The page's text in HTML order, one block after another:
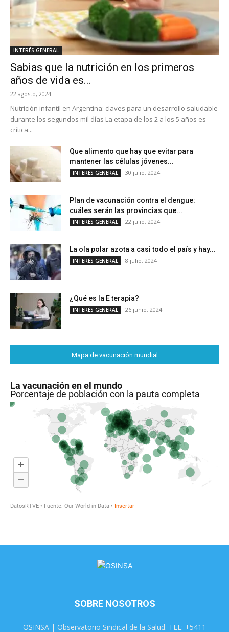
INTERÉS GENERAL
Sabias que la nutrición en los primeros
años de vida es...
22 agosto, 2024
Nutrición infantil en Argentina: claves para un desarrollo saludable
durante los segundos mil días La etapa de los 2 a los 5 años es
crítica...
Que alimento que hay que evitar para
mantener las células jóvenes...
INTERÉS GENERAL 30 julio, 2024
Plan de vacunación contra el dengue:
cuáles serán las provincias que...
INTERÉS GENERAL 22 julio, 2024
La ola polar azota a casi todo el país y hay...
INTERÉS GENERAL 8 julio, 2024
¿Qué es la E terapia?
INTERÉS GENERAL 26 junio, 2024
Mapa de vacunación mundial
SOBRE NOSOTROS
OSINSA | Observatorio Sindical de la Salud. TEL: +5411